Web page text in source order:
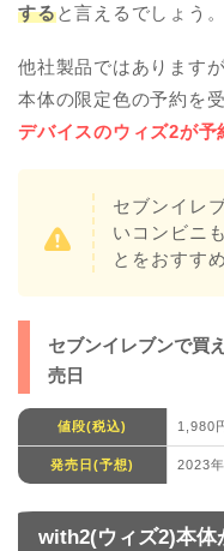
すると言えるでしょう。
他社製品ではあります
本体の限定色の予約を
デバイスのウィズ2が予
セブンイレ
いコンビニ
とをおすす
セブンイレブンで買
売日
値段(税込) 1,980
発売日(予想) 2023
with2(ウィズ2)本体